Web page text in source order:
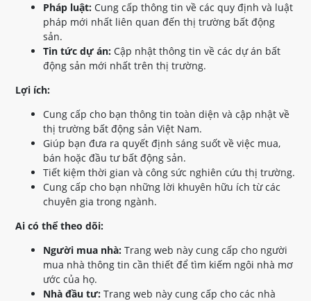
Pháp luật: Cung cấp thông tin về các quy định và luật
pháp mới nhất liên quan đến thị trường bất động
sản.
Tin tức dự án: Cập nhật thông tin về các dự án bất
động sản mới nhất trên thị trường.
Lợi ích:
Cung cấp cho bạn thông tin toàn diện và cập nhật về
thị trường bất động sản Việt Nam.
Giúp bạn đưa ra quyết định sáng suốt về việc mua,
bán hoặc đầu tư bất động sản.
Tiết kiệm thời gian và công sức nghiên cứu thị trường.
Cung cấp cho bạn những lời khuyên hữu ích từ các
chuyên gia trong ngành.
Ai có thể theo dõi:
Người mua nhà: Trang web này cung cấp cho người
mua nhà thông tin cần thiết để tìm kiếm ngôi nhà mơ
ước của họ.
Nhà đầu tư: Trang web này cung cấp cho các nhà